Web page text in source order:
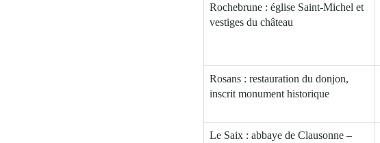
Rochebrune : église Saint-Michel et
vestiges du château
Rosans : restauration du donjon,
inscrit monument historique
Le Saix : abbaye de Clausonne –